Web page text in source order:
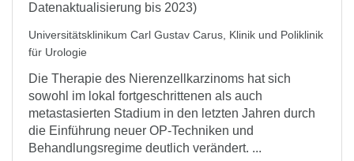
Datenaktualisierung bis 2023)
Universitätsklinikum Carl Gustav Carus, Klinik und Poliklinik
für Urologie
Die Therapie des Nierenzellkarzinoms hat sich
sowohl im lokal fortgeschrittenen als auch
metastasierten Stadium in den letzten Jahren durch
die Einführung neuer OP-Techniken und
Behandlungsregime deutlich verändert. ...